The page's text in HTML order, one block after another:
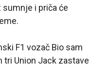
i priča će
F1 vozač Bio sam
tri Union Jack zastave